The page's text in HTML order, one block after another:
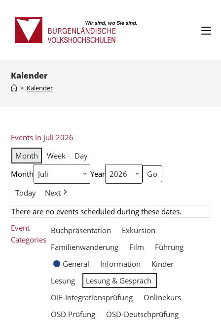
Kalender
> Kalender
Events in Juli 2026
Month
Week
Day
Month
Year
Today
Next
There are no events scheduled during these dates.
Event
Categories
Buchpräsentation
Exkursion
Familienwanderung
Film
Führung
General
Information
Kinder
Lesung
Lesung & Gespräch
ÖIF-Integrationsprüfung
Onlinekurs
ÖSD Prüfung
ÖSD-Deutschprüfung